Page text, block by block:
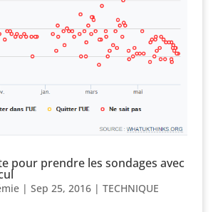
pour prendre les sondages avec
| Sep 25, 2016| TECHNIQUE